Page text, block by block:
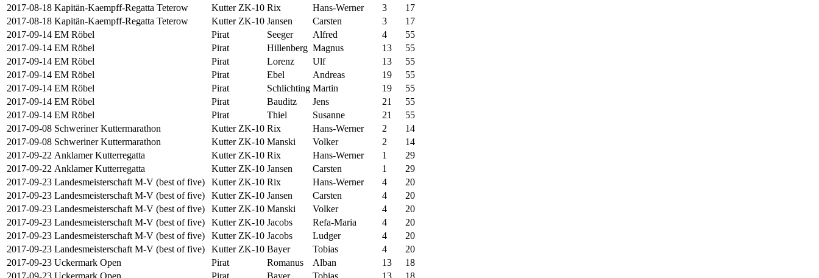
2017-08-18 Kapitän-Kaempff-Regatta Teterow Kutter ZK-10 Rix Hans-Werner 3
17
2017-08-18 Kapitän-Kaempff-Regatta Teterow Kutter ZK-10 Jansen Carsten 3
17
2017-09-14 EM Röbel Pirat Seeger Alfred 4
55
2017-09-14 EM Röbel Pirat Hillenberg Magnus 13
55
2017-09-14 EM Röbel Pirat Lorenz Ulf 13
55
2017-09-14 EM Röbel Pirat Ebel Andreas 19
55
2017-09-14 EM Röbel Pirat Schlichting Martin 19
55
2017-09-14 EM Röbel Pirat Bauditz Jens 21
55
2017-09-14 EM Röbel Pirat Thiel Susanne 21
55
2017-09-08 Schweriner Kuttermarathon Kutter ZK-10 Rix Hans-Werner 2
14
2017-09-08 Schweriner Kuttermarathon Kutter ZK-10 Manski Volker 2
14
2017-09-22 Anklamer Kutterregatta Kutter ZK-10 Rix Hans-Werner 1
29
2017-09-22 Anklamer Kutterregatta Kutter ZK-10 Jansen Carsten 1
29
2017-09-23 Landesmeisterschaft M-V (best of five) Kutter ZK-10 Rix Hans-Werner 4
20
2017-09-23 Landesmeisterschaft M-V (best of five) Kutter ZK-10 Jansen Carsten 4
20
2017-09-23 Landesmeisterschaft M-V (best of five) Kutter ZK-10 Manski Volker 4
20
2017-09-23 Landesmeisterschaft M-V (best of five) Kutter ZK-10 Jacobs Refa-Maria 4
20
2017-09-23 Landesmeisterschaft M-V (best of five) Kutter ZK-10 Jacobs Ludger 4
20
2017-09-23 Landesmeisterschaft M-V (best of five) Kutter ZK-10 Bayer Tobias 4
20
2017-09-23 Uckermark Open Pirat Romanus Alban 13
18
2017-09-23 Uckermark Open Pirat Bayer Tobias 13 18